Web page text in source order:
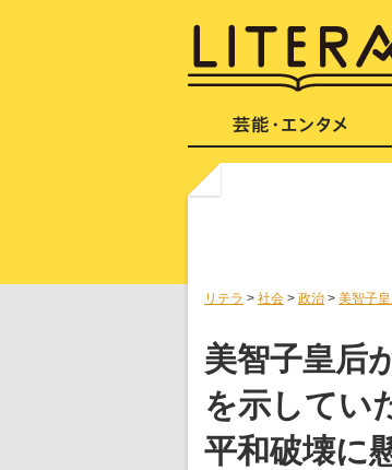
リテラ > 社会 > 政治 > 美智子
美智子皇后
を示してい
平和破壊に